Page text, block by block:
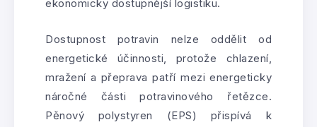
ekonomicky dostupnější logistiku.
Dostupnost potravin nelze oddělit od
energetické účinnosti, protože chlazení,
mražení a přeprava patří mezi energeticky
náročné části potravinového řetězce.
Pěnový polystyren (EPS) přispívá k